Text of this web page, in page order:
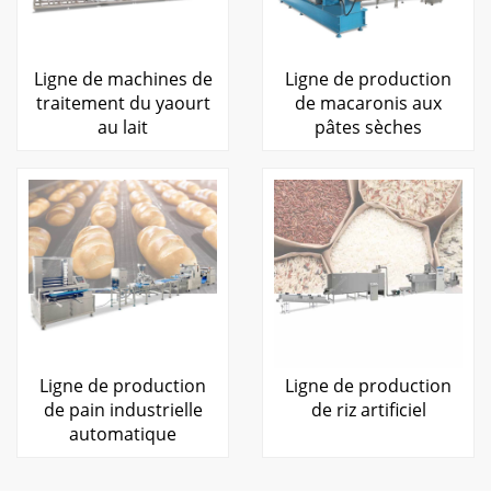
Ligne de machines de
traitement du yaourt
au lait
Ligne de production
de macaronis aux
pâtes sèches
Ligne de production
de pain industrielle
automatique
Ligne de production
de riz artificiel